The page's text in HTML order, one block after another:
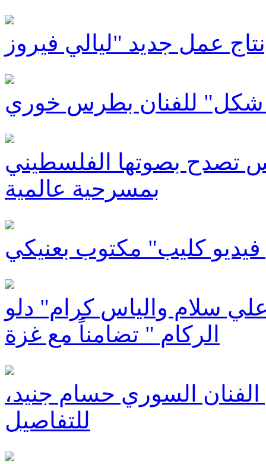
شكل" للفنان بطرس خوري
تصدح بصوتها الفلسطيني
بمسرحية عالمية
سلام والياس كرام" دلو
الركام " تضامناً مع غزة
السوري حسام جنيد،
للتفاصيل